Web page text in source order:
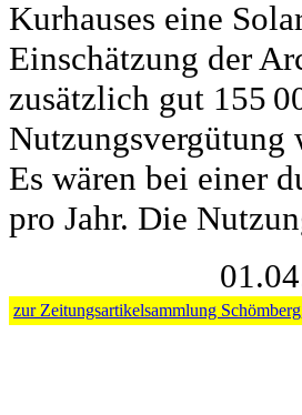
Kurhauses eine
Einschätzung der
zusätzlich gut 155
Es wären bei einer
pro Jahr. Die
zur Zeitungsartikelsammlung Schömberg